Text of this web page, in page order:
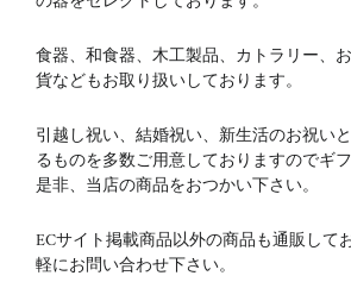
食器、和食器、木工製品、カトラリー、
貨などもお取り扱いしております。
引越し祝い、結婚祝い、新生活のお祝い
るものを多数ご用意しておりますのでギ
是非、当店の商品をおつかい下さい。
ECサイト掲載商品以外の商品も通販して
軽にお問い合わせ下さい。